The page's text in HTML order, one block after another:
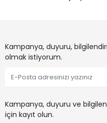
Kampanya, duyuru,
olmak istiyorum.
Kampanya, duyuru ve
için kayıt olun.